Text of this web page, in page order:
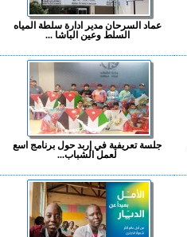
عماد السرحان مدير ادارة سلطة المياه
السلط وعين الباشا ...
جلسة تعريفية في إربد حول برنامج اسع
لعمل الشباب...